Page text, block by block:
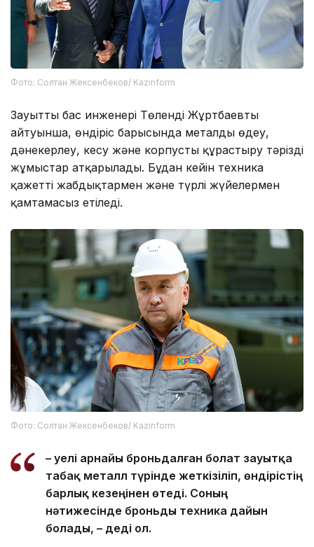
Фото: Солтан Жексенбеков/ Kazinform
Зауыттың бас инженері Төленді Жұртбаевтың
айтуынша, өндіріс барысында металды өңдеу,
дәнекерлеу, кесу және корпусты құрастыру тәрізді
жұмыстар атқарылады. Бұдан кейін техника
қажетті жабдықтармен және түрлі жүйелермен
қамтамасыз етіледі.
Фото: Солтан Жексенбеков/ Kazinform
– Әуелі арнайы броньдалған болат зауытқа
табақ металл түрінде жеткізіліп, өндірістің
барлық кезеңінен өтеді. Соның
нәтижесінде броньды техника дайын
болады, – деді ол.